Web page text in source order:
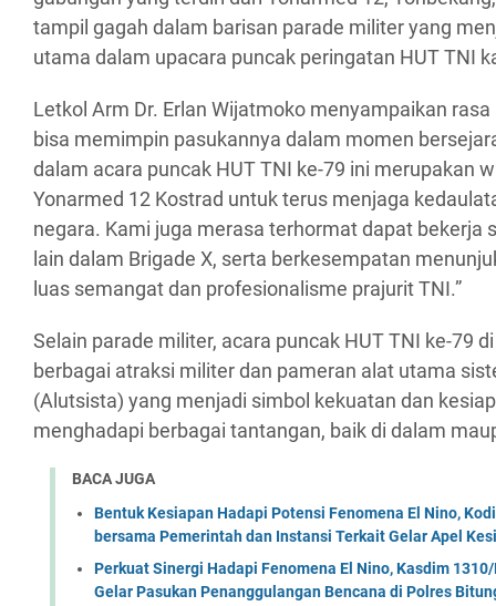
tampil gagah dalam barisan parade militer yang
utama dalam upacara puncak peringatan HUT TNI
Letkol Arm Dr. Erlan Wijatmoko menyampaikan
bisa memimpin pasukannya dalam momen
dalam acara puncak HUT TNI ke-79 ini merupakan
Yonarmed 12 Kostrad untuk terus menjaga
negara. Kami juga merasa terhormat dapat bekerja
lain dalam Brigade X, serta berkesempatan
luas semangat dan profesionalisme prajurit TNI.”
Selain parade militer, acara puncak HUT TNI ke-79
berbagai atraksi militer dan pameran alat utama
(Alutsista) yang menjadi simbol kekuatan dan
menghadapi berbagai tantangan, baik di dalam
BACA JUGA
Bentuk Kesiapan Hadapi Potensi Fenomena El Nino,
bersama Pemerintah dan Instansi Terkait Gelar Apel
Perkuat Sinergi Hadapi Fenomena El Nino, Kasdim
Gelar Pasukan Penanggulangan Bencana di Polres